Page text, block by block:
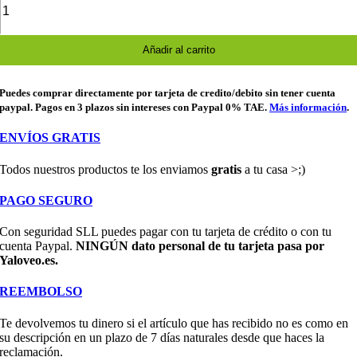
Añadir al carrito
Puedes comprar directamente por tarjeta de credito/debito sin tener cuenta
paypal. Pagos en 3 plazos sin intereses con Paypal 0% TAE.Más información.
ENVÍOS GRATIS
Todos nuestros productos te los enviamosgratis a tu casa >;)
PAGO SEGURO
Con seguridad SLL puedes pagar con tu tarjeta de crédito o con tu
cuenta Paypal.NINGÚN dato personal de tu tarjeta pasa por
Yaloveo.es.
REEMBOLSO
Te devolvemos tu dinero si el artículo que has recibido no es como en
su descripción en un plazo de 7 días naturales desde que haces la
reclamación.